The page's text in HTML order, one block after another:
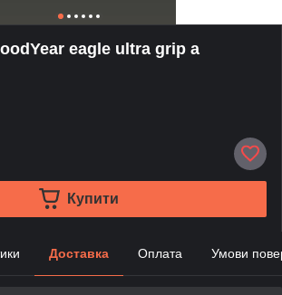
eagle ultra grip a
Купити
Доставка Оплата Умови